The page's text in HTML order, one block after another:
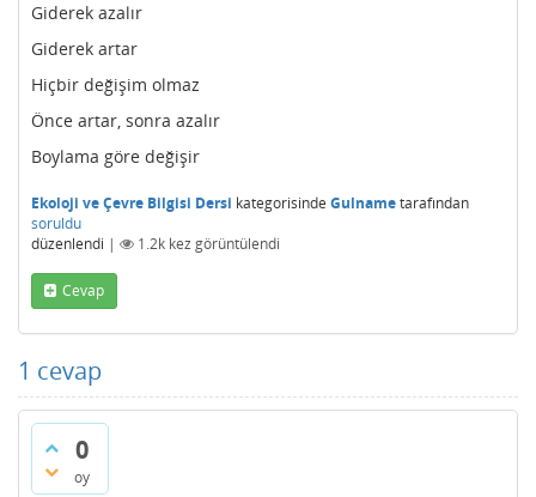
Giderek azalır
Giderek artar
Hiçbir değişim olmaz
Önce artar, sonra azalır
Boylama göre değişir
Ekoloji ve Çevre Bilgisi Dersi kategorisinde Gulnametarafından
soruldu
düzenlendi | 1.2k kez görüntülendi
Cevap
1 cevap
0
oy